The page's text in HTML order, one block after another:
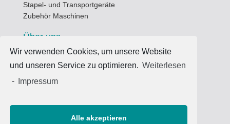
Wir verwenden Cookies, um unsere Website
und unseren Service zu optimieren. Weiterlesen
-
Impressum
Alle akzeptieren
Stapel- und Transportgeräte
Zubehör Maschinen
Über uns
Öffnungszeiten
Datenschutz
Nutzungsbedingungen